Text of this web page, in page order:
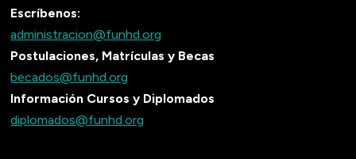
Escríbenos:
administracion@funhd.org
Postulaciones, Matrículas y Becas
becados@funhd.org
Información Cursos y Diplomados
diplomados@funhd.org